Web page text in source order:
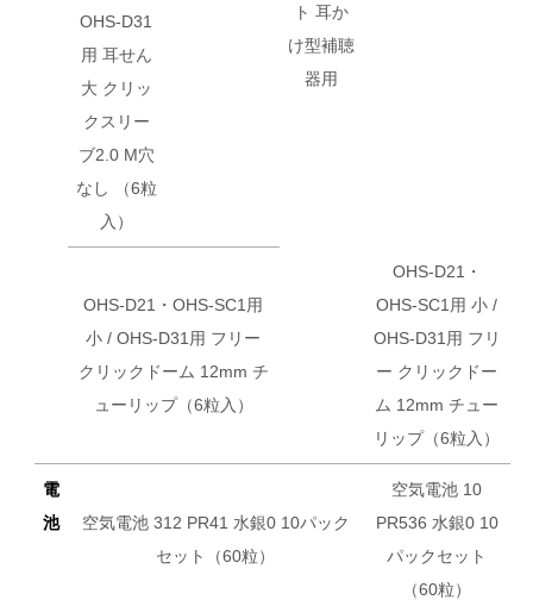
ト 耳か
け型補聴
器用
OHS-D31
用 耳せん
大 クリッ
クスリー
ブ2.0 M穴
なし （6粒
入）
OHS-D21・OHS-SC1用
小 / OHS-D31用 フリー
クリックドーム 12mm チ
ューリップ（6粒入）
OHS-D21・
OHS-SC1用 小 /
OHS-D31用 フリ
ー クリックドー
ム 12mm チュー
リップ（6粒入）
電
池
空気電池 312 PR41 水銀0 10パック
セット（60粒）
空気電池 10
PR536 水銀0 10
パックセット
（60粒）